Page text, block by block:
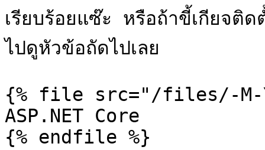
เรียบร้อยแซ๊ะ หรือถ้าขี้เกียจติ
ไปดูหัวข้อถัดไปเลย
{% file src="/files/-M-
ASP.NET Core
{% endfile %}